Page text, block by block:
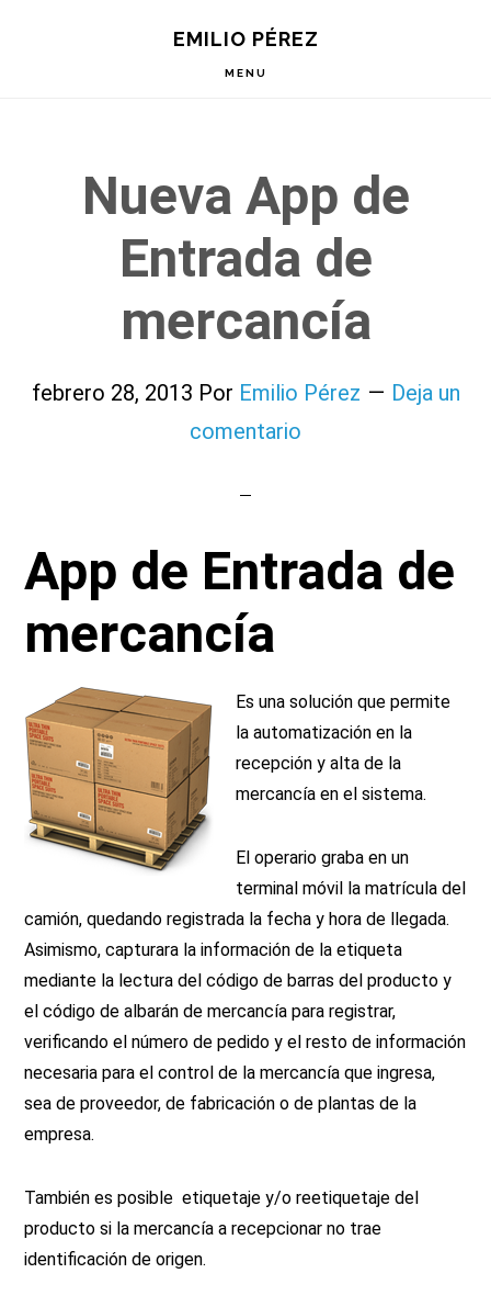
EMILIO PÉREZ
MENU
Nueva App de
Entrada de
mercancía
febrero 28, 2013 Por Emilio Pérez
Deja un
comentario
App de Entrada de
mercancía
Es una solución que permite
la automatización en la
recepción y alta de la
mercancía en el sistema.
El operario graba en un
terminal móvil la matrícula del
camión, quedando registrada la fecha y hora de llegada.
Asimismo, capturara la información de la etiqueta
mediante la lectura del código de barras del producto y
el código de albarán de mercancía para registrar,
verificando el número de pedido y el resto de información
necesaria para el control de la mercancía que ingresa,
sea de proveedor, de fabricación o de plantas de la
empresa.
También es posible etiquetaje y/o reetiquetaje del
producto si la mercancía a recepcionar no trae
identificación de origen.